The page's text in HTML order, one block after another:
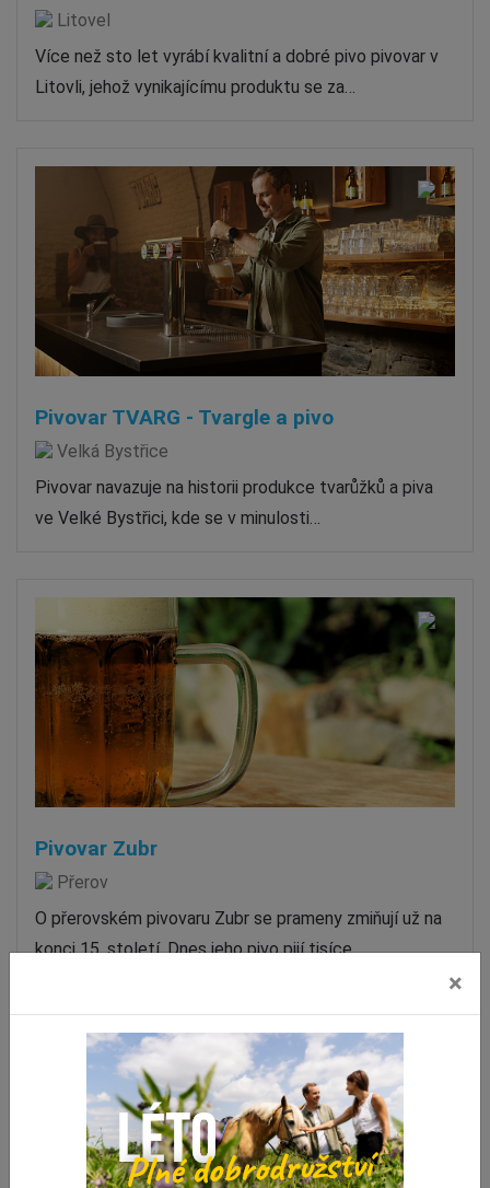
Litovel
Více než sto let vyrábí kvalitní a dobré pivo pivovar v
Litovli, jehož vynikajícímu produktu se za…
Pivovar TVARG - Tvargle a pivo
Velká Bystřice
Pivovar navazuje na historii produkce tvarůžků a piva
ve Velké Bystřici, kde se v minulosti…
Pivovar Zubr
Přerov
O přerovském pivovaru Zubr se prameny zmiňují už na
konci 15. století. Dnes jeho pivo pijí tisíce…
×